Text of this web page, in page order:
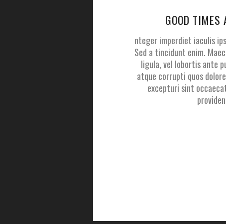
GOOD TIMES
nteger imperdiet iaculis
Sed a tincidunt enim.
ligula, vel lobortis ante
atque corrupti quos
excepturi sint